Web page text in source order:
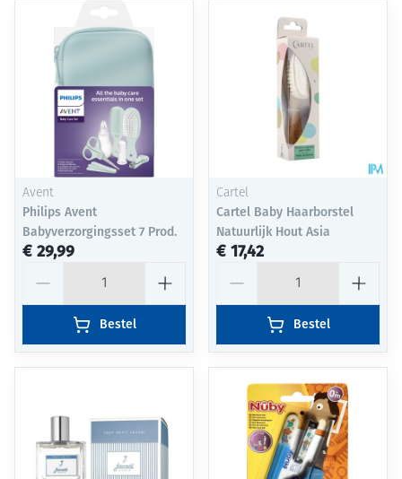
Avent
Philips Avent
Babyverzorgingsset 7 Prod.
€ 29,99
Bestel
Cartel
Cartel Baby Haarborstel
Natuurlijk Hout Asia
€ 17,42
Bestel